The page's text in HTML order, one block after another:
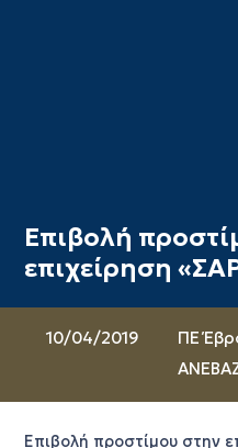
Επιβολή
επιχείρηση
10/04/2019
ΠΕ
Επιβολή προστίμου στην